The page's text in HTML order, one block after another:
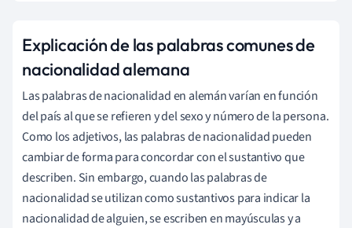
Explicación de las palabras comunes de
nacionalidad alemana
Las palabras de nacionalidad en alemán varían en función
del país al que se refieren y del sexo y número de la persona.
Como los adjetivos, las palabras de nacionalidad pueden
cambiar de forma para concordar con el sustantivo que
describen. Sin embargo, cuando las palabras de
nacionalidad se utilizan como sustantivos para indicar la
nacionalidad de alguien, se escriben en mayúsculas y a